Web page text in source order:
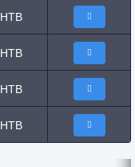
НТВ
НТВ
НТВ
НТВ